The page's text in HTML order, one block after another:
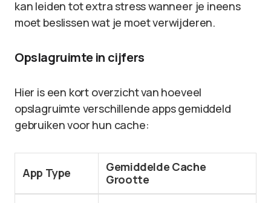
kan leiden tot extra stress wanneer je ineens
moet beslissen wat je moet verwijderen.
Opslagruimte in cijfers
Hier is een kort overzicht van hoeveel
opslagruimte verschillende apps gemiddeld
gebruiken voor hun cache:
App Type
Gemiddelde Cache
Grootte